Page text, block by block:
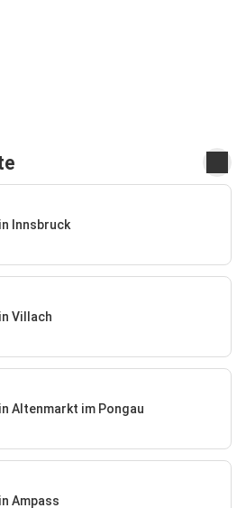
Innsbruck
Villach
Altenmarkt im Pongau
Ampass